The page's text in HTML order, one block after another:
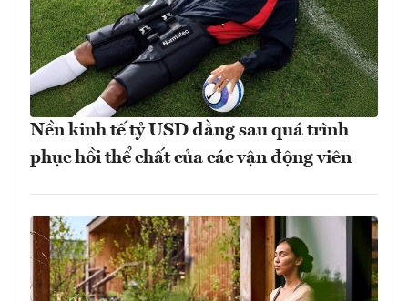
Nền kinh tế tỷ USD đằng sau quá trình
phục hồi thể chất của các vận động viên